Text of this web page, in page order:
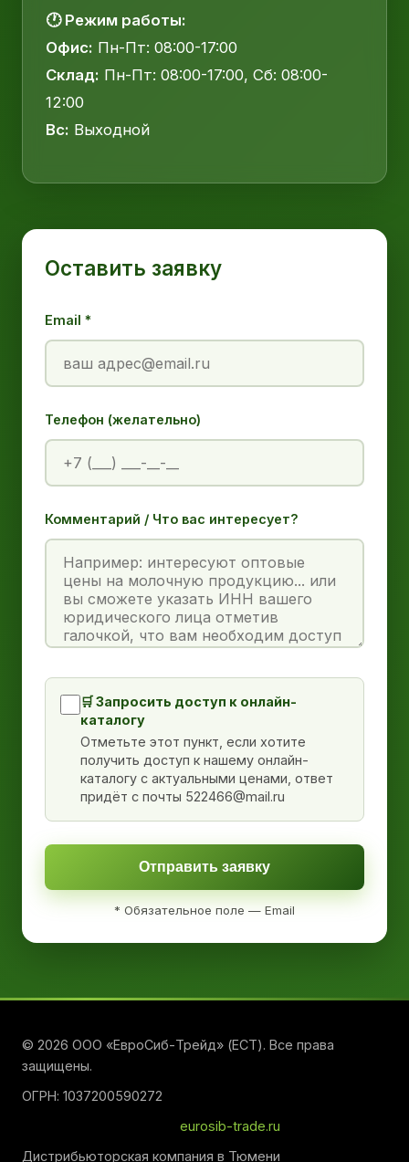
🕐 Режим работы:
Офис: Пн-Пт: 08:00-17:00
Склад: Пн-Пт: 08:00-17:00, Сб: 08:00-
12:00
Вс: Выходной
Оставить заявку
Email *
Телефон (желательно)
Комментарий / Что вас интересует?
🛒 Запросить доступ к онлайн-
каталогу
Отметьте этот пункт, если хотите
получить доступ к нашему онлайн-
каталогу с актуальными ценами, ответ
придёт с почты 522466@mail.ru
Отправить заявку
* Обязательное поле — Email
© 2026 ООО «ЕвроСиб-Трейд» (ЕСТ). Все права
защищены.
ОГРН: 1037200590272
eurosib-trade.ru
Дистрибьюторская компания в Тюмени